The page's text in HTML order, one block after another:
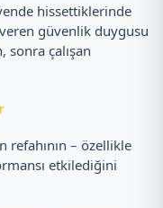
hissettiklerinde
güvenlik duygusu
sonra çalışan
refahının – özellikle
etkilediğini